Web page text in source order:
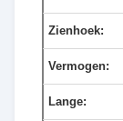
Zienhoek:
Vermogen:
Lange: